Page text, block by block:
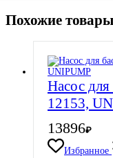
Похожие товары
Насос для
12153,
13896₽
Избранное